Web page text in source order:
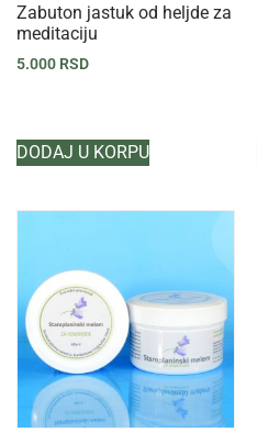
Zabuton jastuk od heljde za
meditaciju
5.000 RSD
DODAJ U KORPU